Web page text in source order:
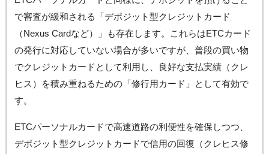
で審査が緩和される「デポジット型クレジットカード
（Nexus Cardなど）」も存在します。これらはETCカード
の発行に対応していない場合が多いですが、普段の買い物
でクレジットカードとして利用し、良好な支払実績（クレ
ヒス）を積み重ねるための「修行用カード」として有効で
す。
ETCパーソナルカードで高速道路の利便性を確保しつつ、
デポジット型クレジットカードで信用の回復（クレヒス修